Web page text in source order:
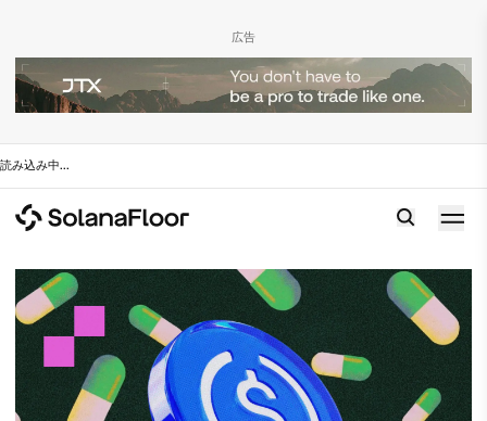
広告
読み込み中...